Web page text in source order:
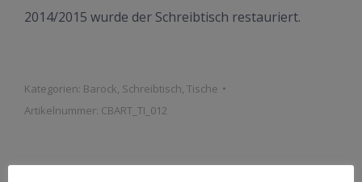
2014/2015 wurde der Schreibtisch restauriert.
Kategorien: Barock, Schreibtisch, Tische
Artikelnummer: CBART_TI_012